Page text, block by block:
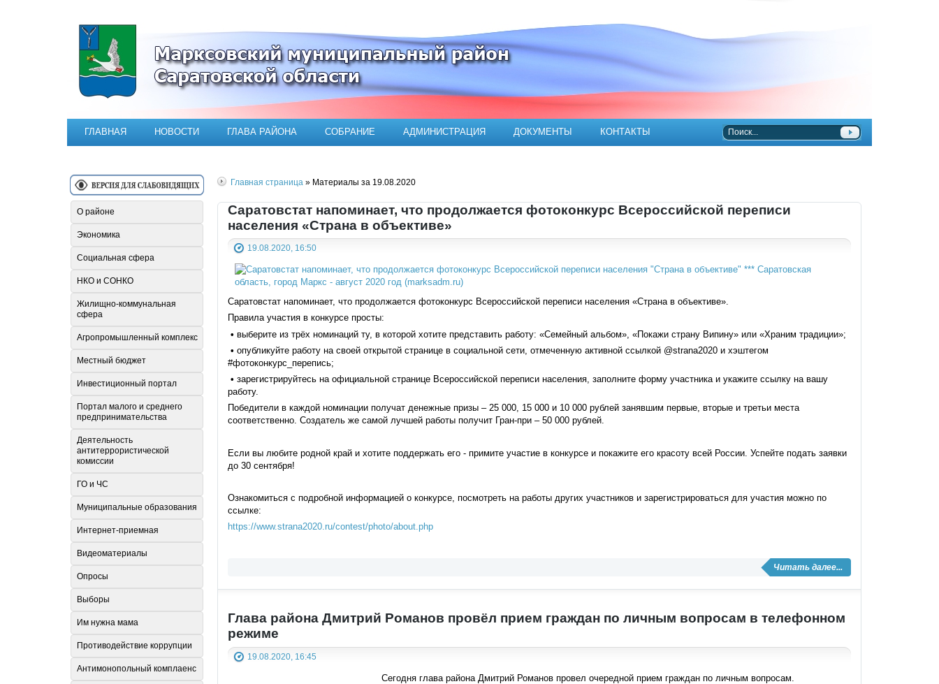
Официальный сайт Марксовского муниципального района
ГЛАВНАЯ НОВОСТИ ГЛАВА РАЙОНА СОБРАНИЕ АДМИНИСТРАЦИЯ ДОКУМЕНТЫ КОНТАКТЫ
Главная страница » Материалы за 19.08.2020
Саратовстат напоминает, что продолжается фотоконкурс Всероссийской переписи
населения «Страна в объективе»
19.08.2020, 16:50
Саратовстат напоминает, что продолжается фотоконкурс Всероссийской переписи населения «Страна в объективе».
Правила участия в конкурсе просты:
• выберите из трёх номинаций ту, в которой хотите представить работу: «Семейный альбом», «Покажи страну Випину» или «Храним традиции»;
• опубликуйте работу на своей открытой странице в социальной сети, отмеченную активной ссылкой @strana2020 и хэштегом
#фотоконкурс_перепись;
• зарегистрируйтесь на официальной странице Всероссийской переписи населения, заполните форму участника и укажите ссылку на вашу
работу.
Победители в каждой номинации получат денежные призы – 25 000, 15 000 и 10 000 рублей занявшим первые, вторые и третьи места
соответственно. Создатель же самой лучшей работы получит Гран-при – 50 000 рублей.
Если вы любите родной край и хотите поддержать его - примите участие в конкурсе и покажите его красоту всей России. Успейте подать заявки
до 30 сентября!
Ознакомиться с подробной информацией о конкурсе, посмотреть на работы других участников и зарегистрироваться для участия можно по
ссылке:
https://www.strana2020.ru/contest/photo/about.php
Читать далее...
Глава района Дмитрий Романов провёл прием граждан по личным вопросам в телефонном
режиме
19.08.2020, 16:45
Сегодня глава района Дмитрий Романов провел очередной прием граждан по личным вопросам.
О районе
Экономика
Социальная сфера
НКО и СОНКО
Жилищно-коммунальная
сфера
Агропромышленный комплекс
Местный бюджет
Инвестиционный портал
Портал малого и среднего
предпринимательства
Деятельность
антитеррористической
комиссии
ГО и ЧС
Муниципальные образования
Интернет-приемная
Видеоматериалы
Опросы
Выборы
Им нужна мама
Противодействие коррупции
Антимонопольный комплаенс